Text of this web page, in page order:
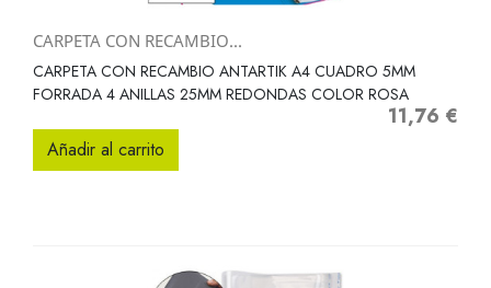
CARPETA CON RECAMBIO...
CARPETA CON RECAMBIO ANTARTIK A4 CUADRO 5MM
FORRADA 4 ANILLAS 25MM REDONDAS COLOR ROSA
Precio
11,76 €
Añadir al carrito